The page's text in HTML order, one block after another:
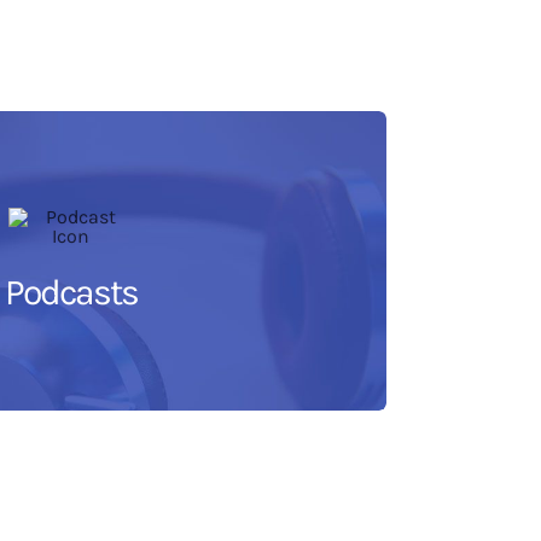
Podcasts